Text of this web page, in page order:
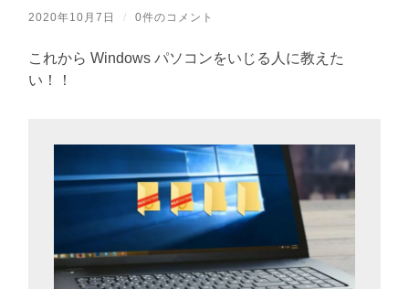
味
日
記
く
ブ
ロ
グ
を
り
替
え
2020年10月7日 / 0件のコメント
これから Windows パソコンをいじる人に教えた
い！！